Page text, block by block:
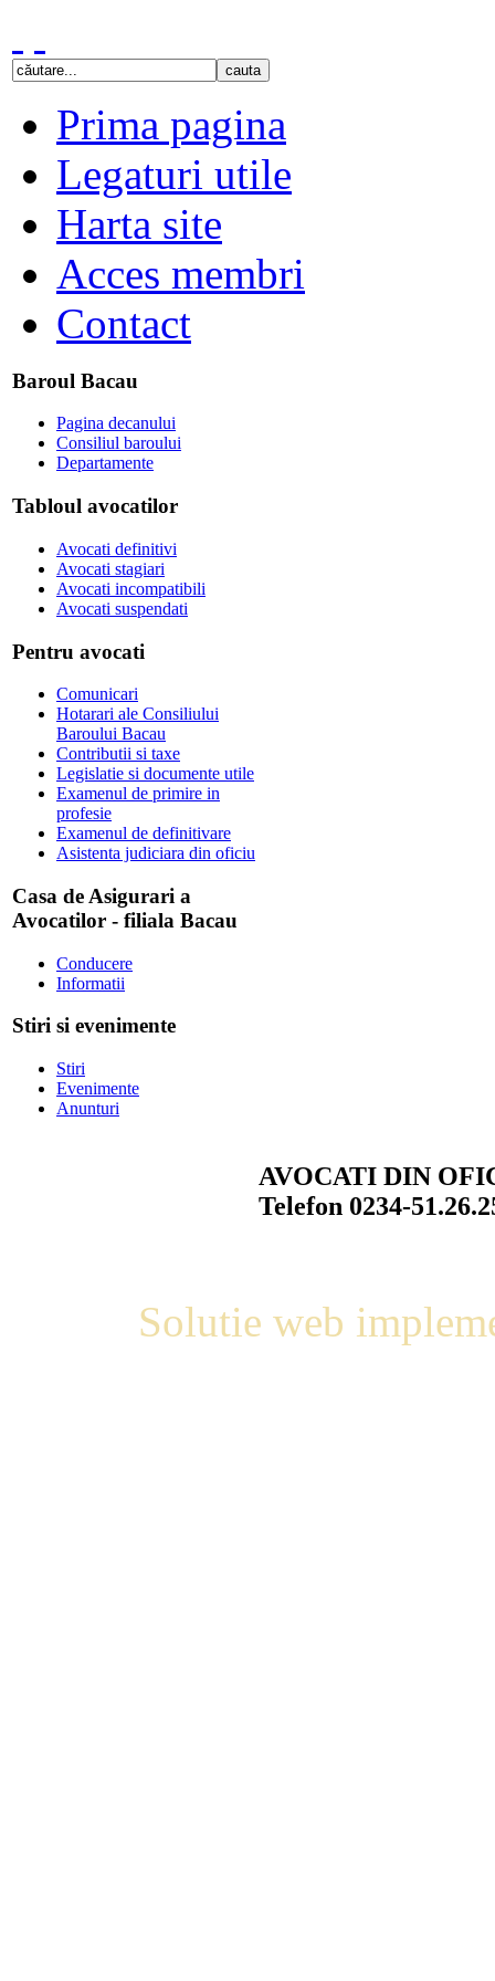
Prima pagina
Legaturi utile
Harta site
Acces membri
Contact
Baroul Bacau
Pagina decanului
Consiliul baroului
Departamente
Tabloul avocatilor
Avocati definitivi
Avocati stagiari
Avocati incompatibili
Avocati suspendati
Pentru avocati
Comunicari
Hotarari ale Consiliului
Baroului Bacau
Contributii si taxe
Legislatie si documente utile
Examenul de primire in
profesie
Examenul de definitivare
Asistenta judiciara din oficiu
Casa de Asigurari a
Avocatilor - filiala Bacau
Conducere
Informatii
Stiri si evenimente
Stiri
Evenimente
Anunturi
AVOCATI DIN
Telefon 0234-
Solutie web